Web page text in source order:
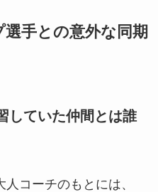
手との意外な同期
していた仲間とは誰
コーチのもとには、